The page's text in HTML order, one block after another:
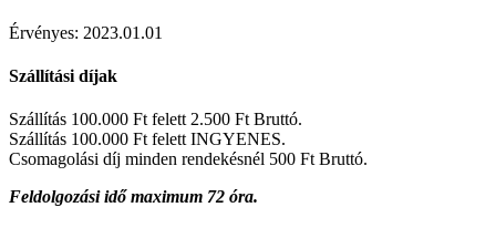
Érvényes: 2023.01.01
Szállítási díjak
Szállítás 100.000 Ft felett 2.500 Ft Bruttó.
Szállítás 100.000 Ft felett INGYENES.
Csomagolási díj minden rendekésnél 500 Ft Bruttó.
Feldolgozási idő maximum 72 óra.